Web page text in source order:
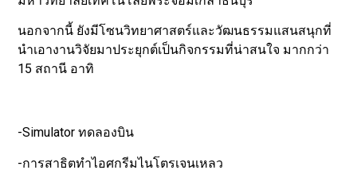
นอกจากนี้ ยังมีโซนวิทยาศาสตร์และวัฒนธรรมแสนสนุกที่
นำเอางานวิจัยมาประยุกต์เป็นกิจกรรมที่น่าสนใจ มากกว่า
15 สถานี อาทิ
-Simulator ทดลองบิน
-การสาธิตทำไอศกรีมไนโตรเจนเหลว